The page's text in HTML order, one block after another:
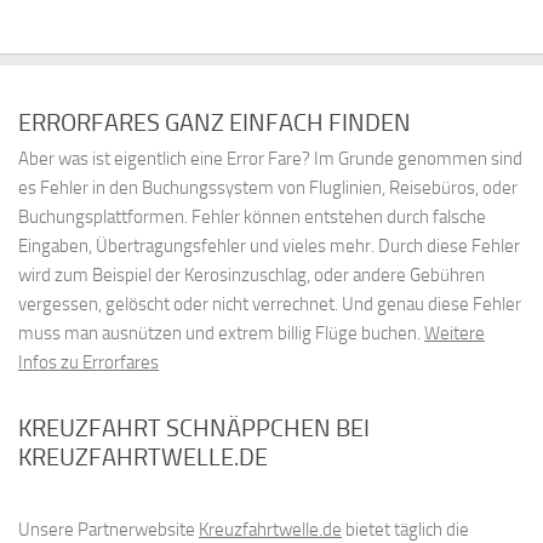
ERRORFARES GANZ EINFACH FINDEN
Aber was ist eigentlich eine Error Fare? Im Grunde genommen sind
es Fehler in den Buchungssystem von Fluglinien, Reisebüros, oder
Buchungsplattformen. Fehler können entstehen durch falsche
Eingaben, Übertragungsfehler und vieles mehr. Durch diese Fehler
wird zum Beispiel der Kerosinzuschlag, oder andere Gebühren
vergessen, gelöscht oder nicht verrechnet. Und genau diese Fehler
muss man ausnützen und extrem billig Flüge buchen. Weitere
Infos zu Errorfares
KREUZFAHRT SCHNÄPPCHEN BEI
KREUZFAHRTWELLE.DE
Unsere Partnerwebsite Kreuzfahrtwelle.de bietet täglich die